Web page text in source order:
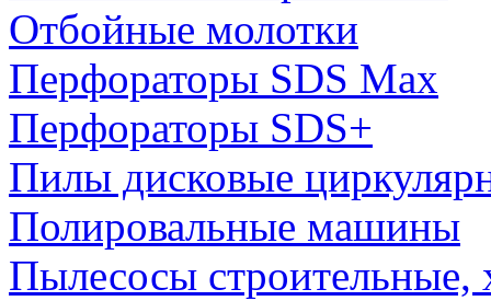
Отбойные молотки
Перфораторы SDS Max
Перфораторы SDS+
Пилы дисковые
Полировальные машины
Пылесосы строительные,